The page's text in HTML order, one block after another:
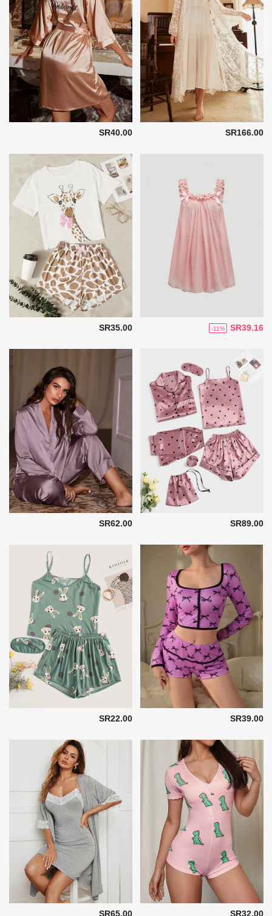
SR166.00
SR40.00
SR39.16
-11%
SR35.00
SR89.00
SR62.00
SR39.00
SR22.00
SR32.00
SR65.00